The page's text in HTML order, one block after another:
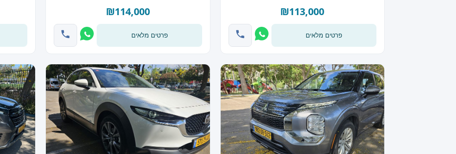
₪113,000
פרטים מלאים
₪114,000
פרטים מלאים